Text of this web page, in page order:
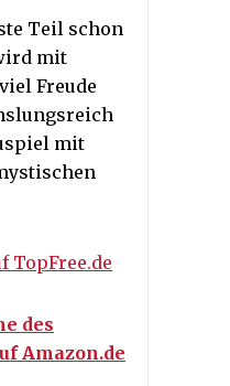
Teil schon
mit
Freude
mit
TopFree.de
des
Amazon.de